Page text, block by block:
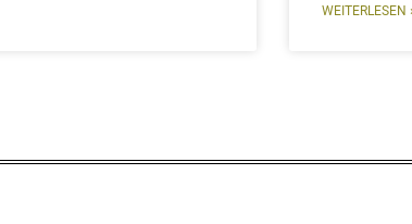
WEITERLESEN